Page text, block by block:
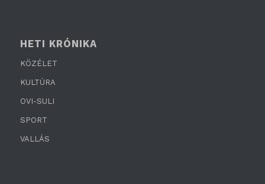
HETI KRÓNIKA
KÖZÉLET
KULTÚRA
OVI-SULI
SPORT
VALLÁS